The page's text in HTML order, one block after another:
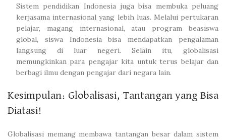
Sistem pendidikan Indonesia juga bisa membuka peluang
kerjasama internasional yang lebih luas. Melalui pertukaran
pelajar, magang internasional, atau program beasiswa
global, siswa Indonesia bisa mendapatkan pengalaman
langsung di luar negeri. Selain itu, globalisasi
memungkinkan para pengajar kita untuk terus belajar dan
berbagi ilmu dengan pengajar dari negara lain.
Kesimpulan: Globalisasi, Tantangan yang Bisa
Diatasi!
Globalisasi memang membawa tantangan besar dalam sistem